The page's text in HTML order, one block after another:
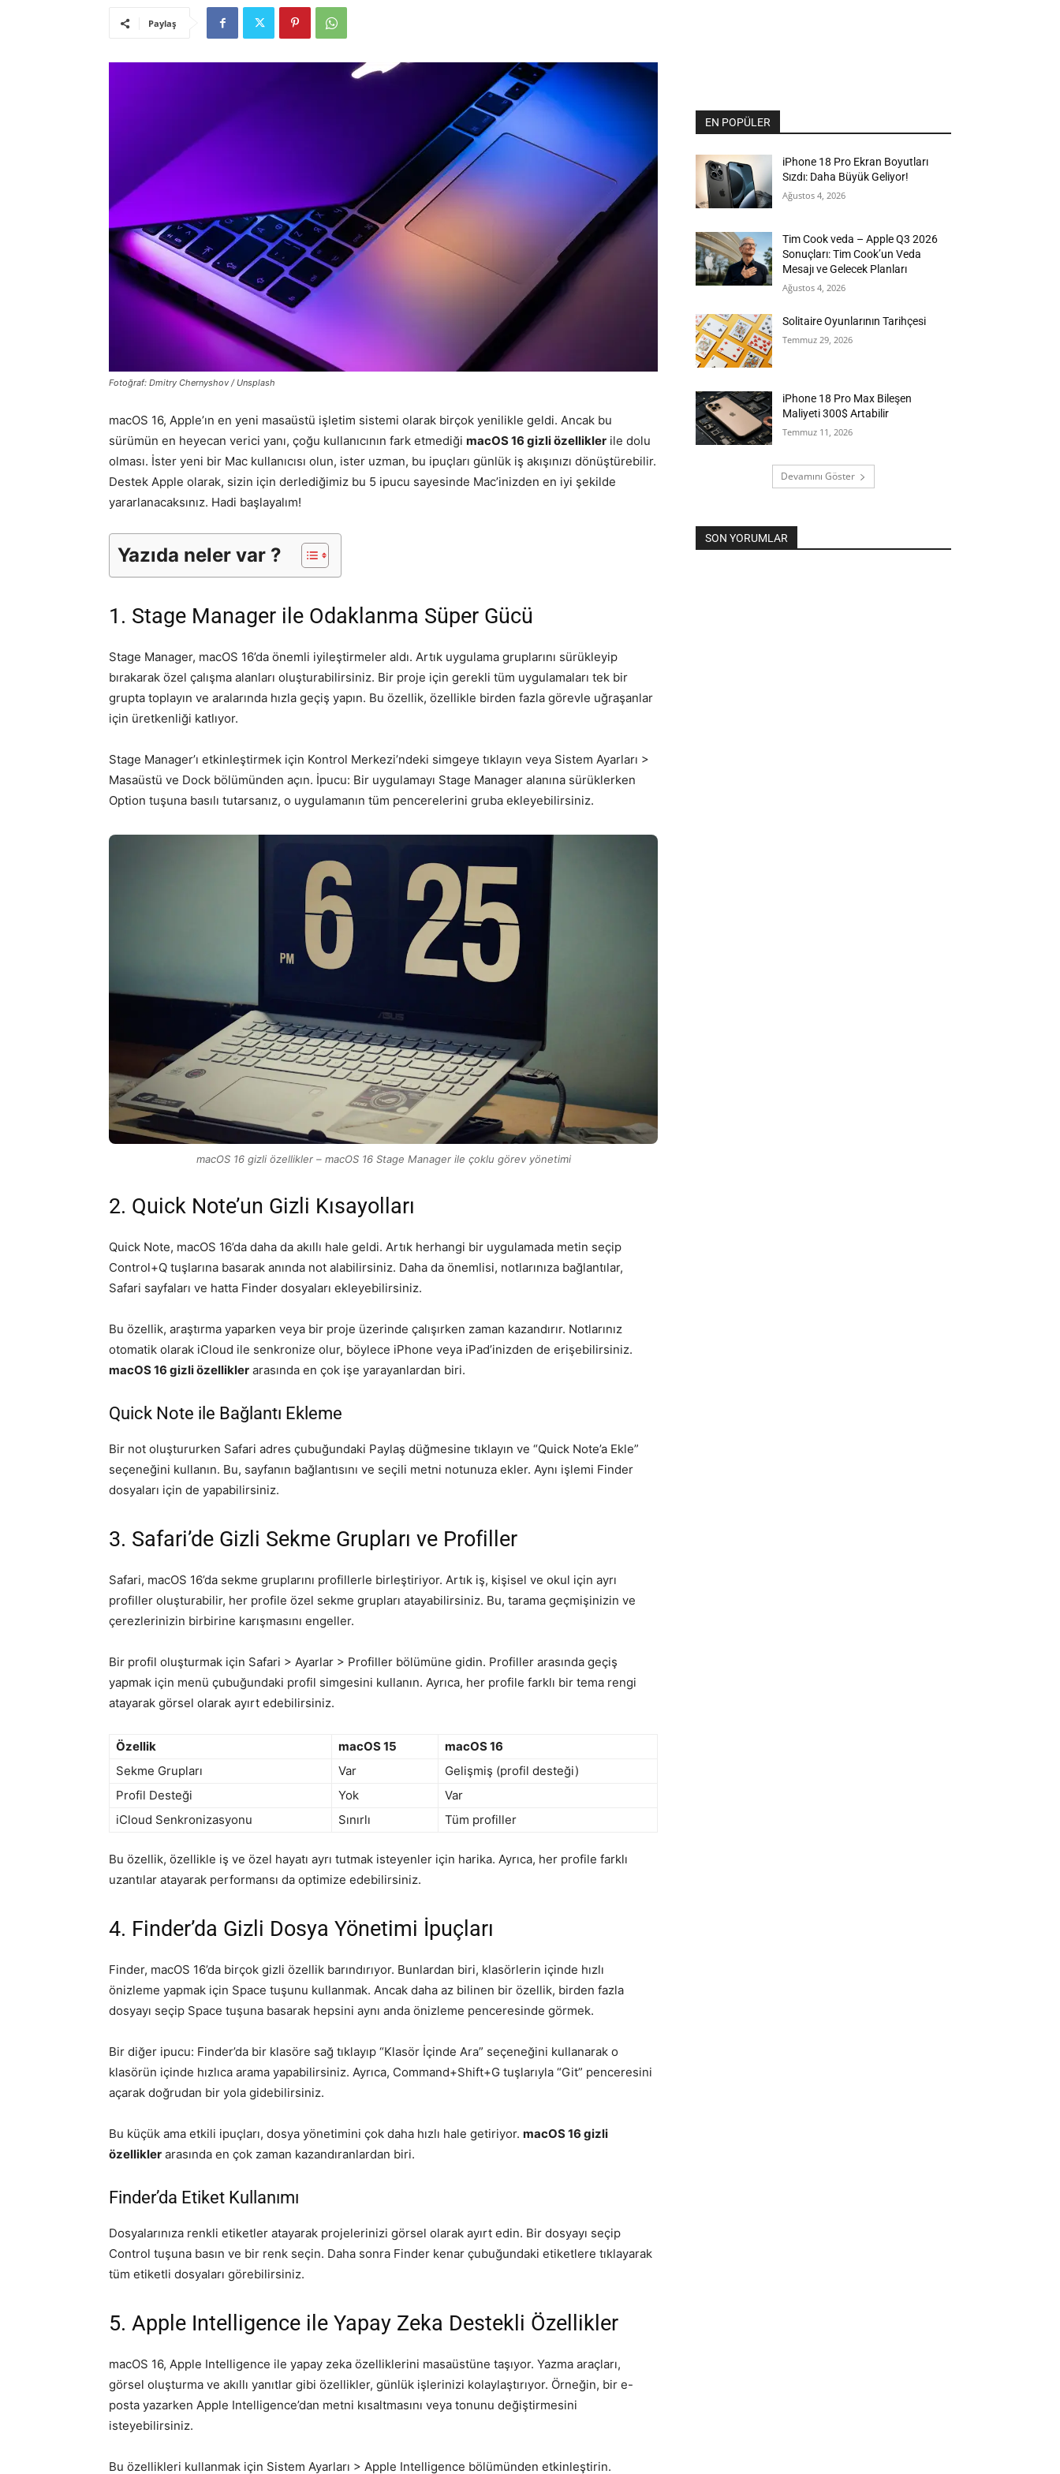
Paylaş
Fotoğraf: Dmitry Chernyshov / Unsplash
macOS 16, Apple’ın en yeni masaüstü işletim sistemi olarak birçok yenilikle geldi. Ancak bu
sürümün en heyecan verici yanı, çoğu kullanıcının fark etmediği macOS 16 gizli özellikler ile dolu
olması. İster yeni bir Mac kullanıcısı olun, ister uzman, bu ipuçları günlük iş akışınızı dönüştürebilir.
Destek Apple olarak, sizin için derlediğimiz bu 5 ipucu sayesinde Mac’inizden en iyi şekilde
yararlanacaksınız. Hadi başlayalım!
Yazıda neler var ?
1. Stage Manager ile Odaklanma Süper Gücü
Stage Manager, macOS 16’da önemli iyileştirmeler aldı. Artık uygulama gruplarını sürükleyip
bırakarak özel çalışma alanları oluşturabilirsiniz. Bir proje için gerekli tüm uygulamaları tek bir
grupta toplayın ve aralarında hızla geçiş yapın. Bu özellik, özellikle birden fazla görevle uğraşanlar
için üretkenliği katlıyor.
Stage Manager’ı etkinleştirmek için Kontrol Merkezi’ndeki simgeye tıklayın veya Sistem Ayarları >
Masaüstü ve Dock bölümünden açın. İpucu: Bir uygulamayı Stage Manager alanına sürüklerken
Option tuşuna basılı tutarsanız, o uygulamanın tüm pencerelerini gruba ekleyebilirsiniz.
macOS 16 gizli özellikler – macOS 16 Stage Manager ile çoklu görev yönetimi
2. Quick Note’un Gizli Kısayolları
Quick Note, macOS 16’da daha da akıllı hale geldi. Artık herhangi bir uygulamada metin seçip
Control+Q tuşlarına basarak anında not alabilirsiniz. Daha da önemlisi, notlarınıza bağlantılar,
Safari sayfaları ve hatta Finder dosyaları ekleyebilirsiniz.
Bu özellik, araştırma yaparken veya bir proje üzerinde çalışırken zaman kazandırır. Notlarınız
otomatik olarak iCloud ile senkronize olur, böylece iPhone veya iPad’inizden de erişebilirsiniz.
macOS 16 gizli özellikler arasında en çok işe yarayanlardan biri.
Quick Note ile Bağlantı Ekleme
Bir not oluştururken Safari adres çubuğundaki Paylaş düğmesine tıklayın ve “Quick Note’a Ekle”
seçeneğini kullanın. Bu, sayfanın bağlantısını ve seçili metni notunuza ekler. Aynı işlemi Finder
dosyaları için de yapabilirsiniz.
3. Safari’de Gizli Sekme Grupları ve Profiller
Safari, macOS 16’da sekme gruplarını profillerle birleştiriyor. Artık iş, kişisel ve okul için ayrı
profiller oluşturabilir, her profile özel sekme grupları atayabilirsiniz. Bu, tarama geçmişinizin ve
çerezlerinizin birbirine karışmasını engeller.
Bir profil oluşturmak için Safari > Ayarlar > Profiller bölümüne gidin. Profiller arasında geçiş
yapmak için menü çubuğundaki profil simgesini kullanın. Ayrıca, her profile farklı bir tema rengi
atayarak görsel olarak ayırt edebilirsiniz.
Özellik macOS 15
macOS 16
Sekme Grupları
Var
Gelişmiş (profil desteği)
Profil Desteği
Yok
Var
iCloud Senkronizasyonu
Sınırlı Tüm profiller
Bu özellik, özellikle iş ve özel hayatı ayrı tutmak isteyenler için harika. Ayrıca, her profile farklı
uzantılar atayarak performansı da optimize edebilirsiniz.
4. Finder’da Gizli Dosya Yönetimi İpuçları
Finder, macOS 16’da birçok gizli özellik barındırıyor. Bunlardan biri, klasörlerin içinde hızlı
önizleme yapmak için Space tuşunu kullanmak. Ancak daha az bilinen bir özellik, birden fazla
dosyayı seçip Space tuşuna basarak hepsini aynı anda önizleme penceresinde görmek.
Bir diğer ipucu: Finder’da bir klasöre sağ tıklayıp “Klasör İçinde Ara” seçeneğini kullanarak o
klasörün içinde hızlıca arama yapabilirsiniz. Ayrıca, Command+Shift+G tuşlarıyla “Git” penceresini
açarak doğrudan bir yola gidebilirsiniz.
Bu küçük ama etkili ipuçları, dosya yönetimini çok daha hızlı hale getiriyor. macOS 16 gizli
özellikler arasında en çok zaman kazandıranlardan biri.
Finder’da Etiket Kullanımı
Dosyalarınıza renkli etiketler atayarak projelerinizi görsel olarak ayırt edin. Bir dosyayı seçip
Control tuşuna basın ve bir renk seçin. Daha sonra Finder kenar çubuğundaki etiketlere tıklayarak
tüm etiketli dosyaları görebilirsiniz.
5. Apple Intelligence ile Yapay Zeka Destekli Özellikler
macOS 16, Apple Intelligence ile yapay zeka özelliklerini masaüstüne taşıyor. Yazma araçları,
görsel oluşturma ve akıllı yanıtlar gibi özellikler, günlük işlerinizi kolaylaştırıyor. Örneğin, bir e-
posta yazarken Apple Intelligence’dan metni kısaltmasını veya tonunu değiştirmesini
isteyebilirsiniz.
Bu özellikleri kullanmak için Sistem Ayarları > Apple Intelligence bölümünden etkinleştirin.
EN POPÜLER
iPhone 18 Pro Ekran Boyutları
Sızdı: Daha Büyük Geliyor!
Ağustos 4, 2026
Tim Cook veda – Apple Q3 2026
Sonuçları: Tim Cook’un Veda
Mesajı ve Gelecek Planları
Ağustos 4, 2026
Solitaire Oyunlarının Tarihçesi
Temmuz 29, 2026
iPhone 18 Pro Max Bileşen
Maliyeti 300$ Artabilir
Temmuz 11, 2026
Devamını Göster
SON YORUMLAR